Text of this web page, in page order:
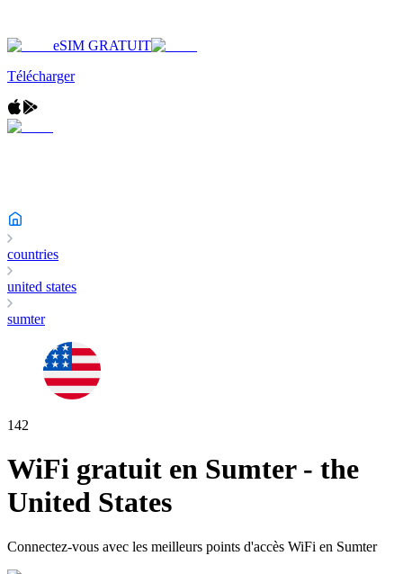
eSIM GRATUIT
Télécharger
countries
united states
sumter
142
WiFi gratuit en Sumter- the
United States
Connectez-vous avec les meilleurs points d'accès WiFi en Sumter